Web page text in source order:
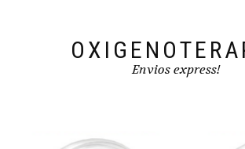
Envios express!